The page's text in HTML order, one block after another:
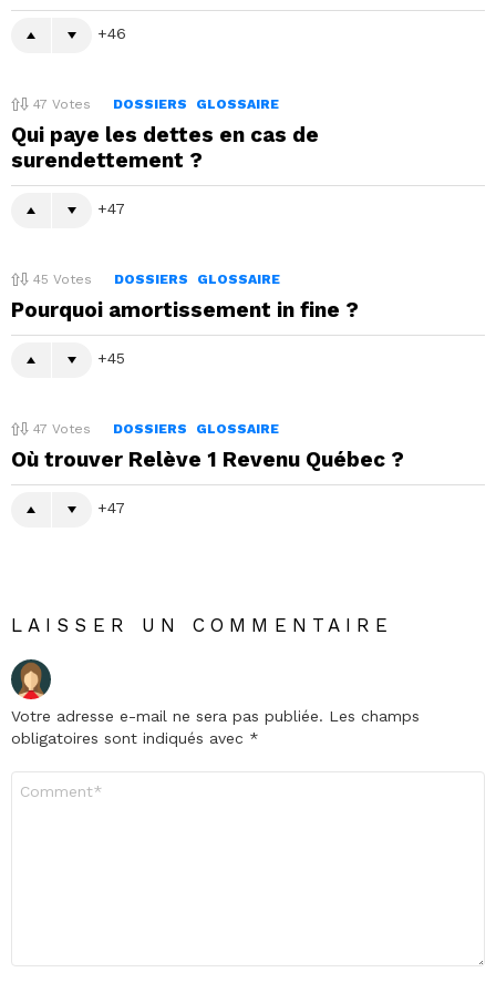
46
47 Votes DOSSIERS GLOSSAIRE
Qui paye les dettes en cas de
surendettement ?
47
45 Votes DOSSIERS GLOSSAIRE
Pourquoi amortissement in fine ?
45
47 Votes DOSSIERS GLOSSAIRE
Où trouver Relève 1 Revenu Québec ?
47
LAISSER UN COMMENTAIRE
Votre adresse e-mail ne sera pas publiée. Les champs
obligatoires sont indiqués avec *